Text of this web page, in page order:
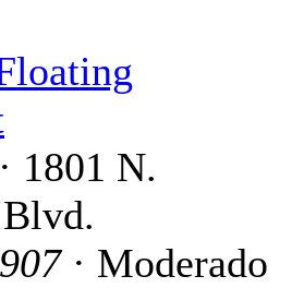
1801 N.
· Moderado